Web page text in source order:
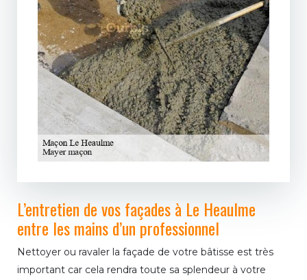
L’entretien de vos façades à Le Heaulme
entre les mains d’un professionnel
Nettoyer ou ravaler la façade de votre bâtisse est très
important car cela rendra toute sa splendeur à votre